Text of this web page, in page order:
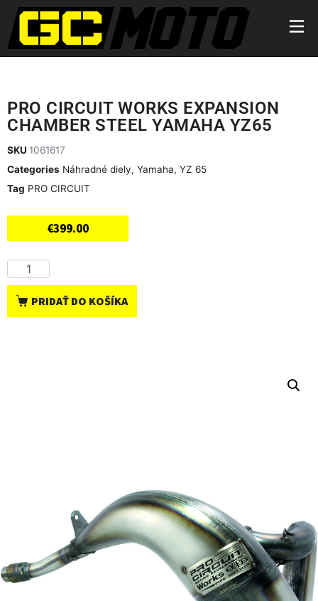
PRO CIRCUIT WORKS EXPANSION
CHAMBER STEEL YAMAHA YZ65
SKU 1061617
Categories Náhradné diely, Yamaha, YZ 65
Tag PRO CIRCUIT
€399.00
PRIDAŤ DO KOŠÍKA